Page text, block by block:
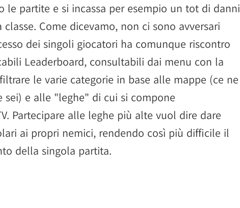
le partite e si incassa per esempio un tot di danni
classe. Come dicevamo, non ci sono avversari
dei singoli giocatori ha comunque riscontro
Leaderboard, consultabili dai menu con la
le varie categorie in base alle mappe (ce ne
sei) e alle "leghe" di cui si compone
Partecipare alle leghe più alte vuol dire dare
ai propri nemici, rendendo così più difficile il
della singola partita.